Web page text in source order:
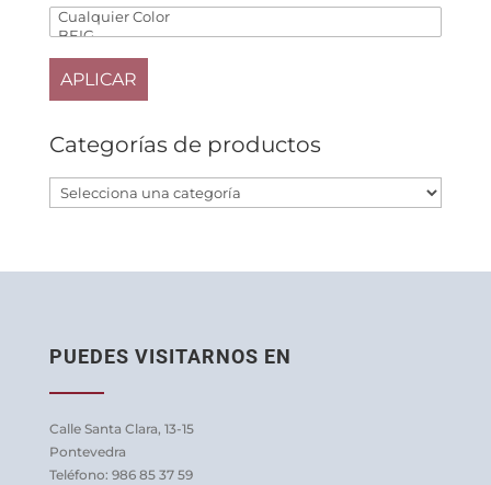
APLICAR
Categorías de productos
PUEDES VISITARNOS EN
Calle Santa Clara, 13-15
Pontevedra
Teléfono: 986 85 37 59